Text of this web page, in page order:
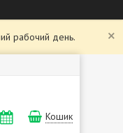
рабочий день.
Кошик